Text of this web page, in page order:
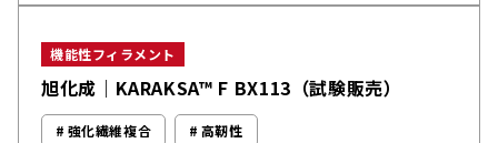
機能性フィラメント
旭化成｜KARAKSA™ F BX113（試験販売）
強化繊維複合 高靭性